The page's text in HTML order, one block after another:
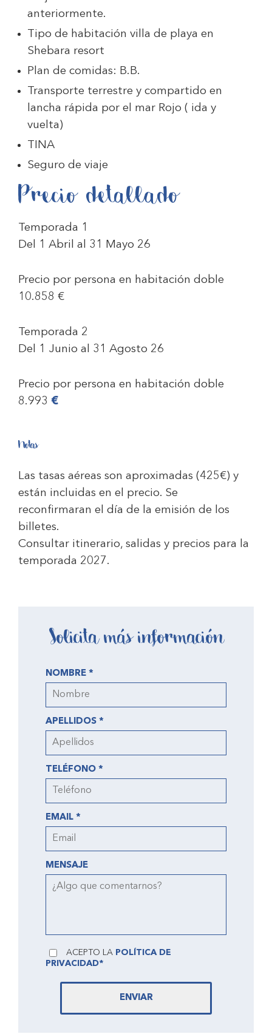
anteriormente.
Tipo de habitación villa de playa en
Shebara resort
Plan de comidas: B.B.
Transporte terrestre y compartido en
lancha rápida por el mar Rojo ( ida y
vuelta)
TINA
Seguro de viaje
Precio detallado
Temporada 1
Del 1 Abril al 31 Mayo 26
Precio por persona en habitación doble
10.858 €
Temporada 2
Del 1 Junio al 31 Agosto 26
Precio por persona en habitación doble
8.993 €
Notas
Las tasas aéreas son aproximadas (425€) y
están incluidas en el precio. Se
reconfirmaran el día de la emisión de los
billetes.
Consultar itinerario, salidas y precios para la
temporada 2027.
Solicita más información
NOMBRE *
APELLIDOS *
TELÉFONO *
EMAIL *
MENSAJE
ACEPTO LA POLÍTICA DE
PRIVACIDAD*
ENVIAR